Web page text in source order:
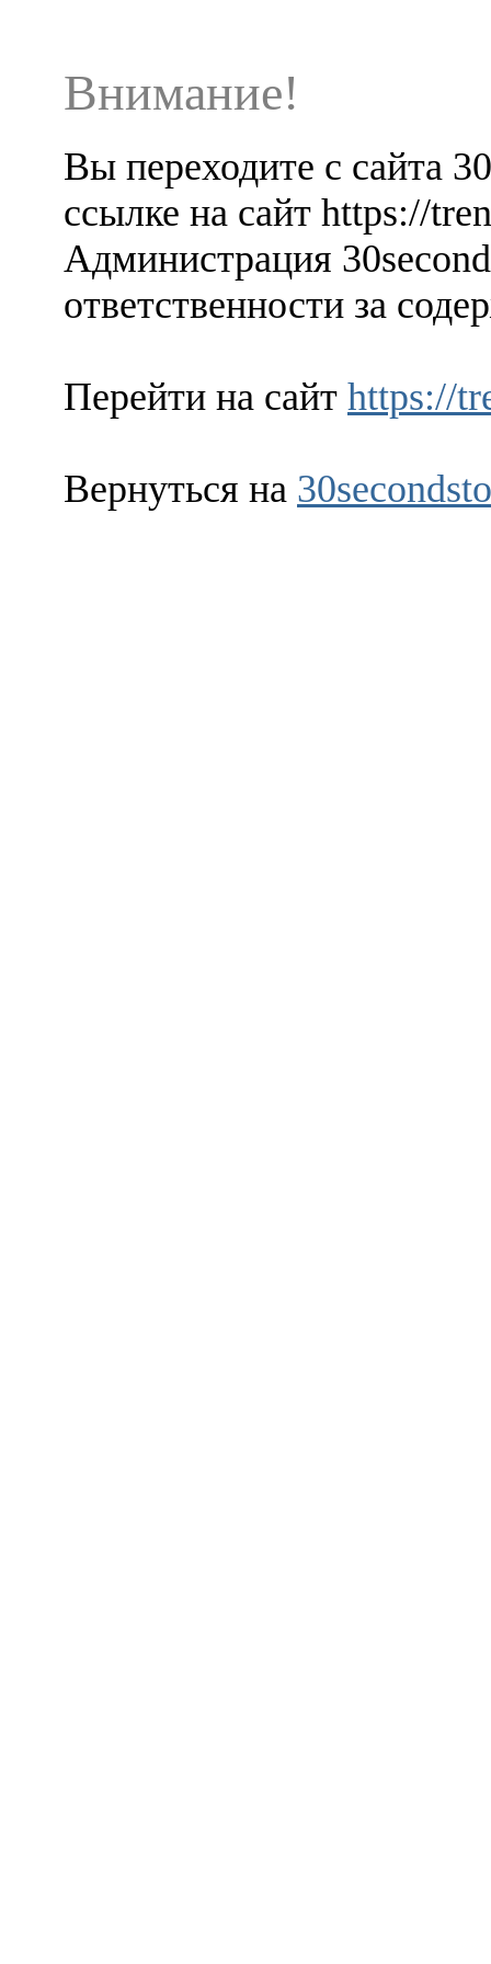
Внимание!
Вы переходите с сайта
ссылке на сайт https://
Администрация
ответственности за
Перейти на сайт https://
Вернуться на